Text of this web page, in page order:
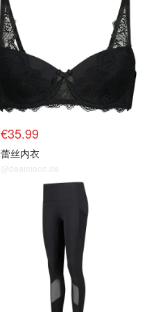
€35.99
蕾丝内衣
@dealmoon.de